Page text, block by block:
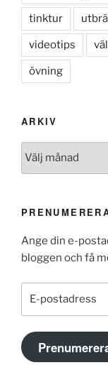
tinktur
videotips
övning
ARKIV
Arkiv
Ange din e-
bloggen och få
postadress